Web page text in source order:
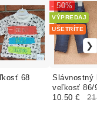
68
Slávnostný
veľkosť 86/92
VÝPREDAJ
UŠETRÍTE
- 50%
10.50 € 21 €